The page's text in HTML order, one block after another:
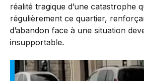
réalité tragique d’une catastrophe
régulièrement ce quartier,
d’abandon face à une situation
insupportable.